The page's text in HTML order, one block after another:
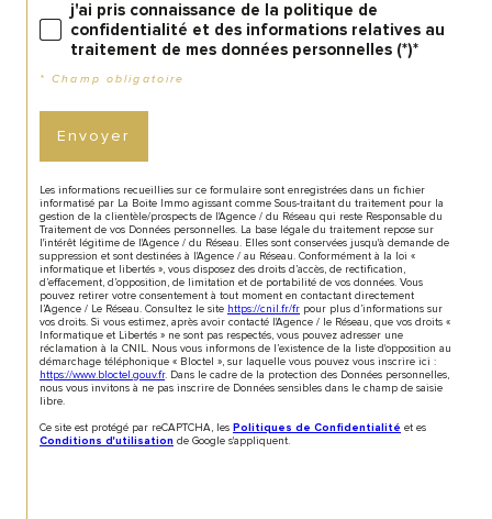
j'ai pris connaissance de la politique de
confidentialité et des informations relatives au
traitement de mes données personnelles (*)*
* Champ obligatoire
Envoyer
Les informations recueillies sur ce formulaire sont enregistrées dans un fichier
informatisé par La Boite Immo agissant comme Sous-traitant du traitement pour la
gestion de la clientèle/prospects de l'Agence / du Réseau qui reste Responsable du
Traitement de vos Données personnelles. La base légale du traitement repose sur
l'intérêt légitime de l'Agence / du Réseau. Elles sont conservées jusqu'à demande de
suppression et sont destinées à l'Agence / au Réseau. Conformément à la loi «
informatique et libertés », vous disposez des droits d’accès, de rectification,
d’effacement, d’opposition, de limitation et de portabilité de vos données. Vous
pouvez retirer votre consentement à tout moment en contactant directement
l’Agence / Le Réseau. Consultez le site https://cnil.fr/fr pour plus d’informations sur
vos droits. Si vous estimez, après avoir contacté l'Agence / le Réseau, que vos droits «
Informatique et Libertés » ne sont pas respectés, vous pouvez adresser une
réclamation à la CNIL. Nous vous informons de l’existence de la liste d'opposition au
démarchage téléphonique « Bloctel », sur laquelle vous pouvez vous inscrire ici :
https://www.bloctel.gouv.fr. Dans le cadre de la protection des Données personnelles,
nous vous invitons à ne pas inscrire de Données sensibles dans le champ de saisie
libre.
Ce site est protégé par reCAPTCHA, les Politiques de Confidentialité et es
Conditions d'utilisation de Google s'appliquent.